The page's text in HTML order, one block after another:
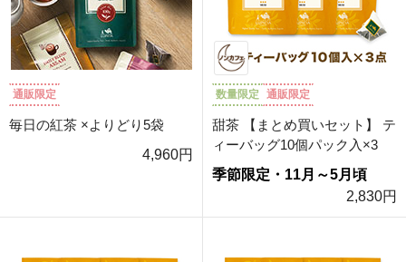
通販限定
毎日の紅茶 ×よりどり5袋
4,960円
数量限定 通販限定
甜茶 【まとめ買いセット】 テ
ィーバッグ10個パック入×3
季節限定・11月～5月頃
2,830円